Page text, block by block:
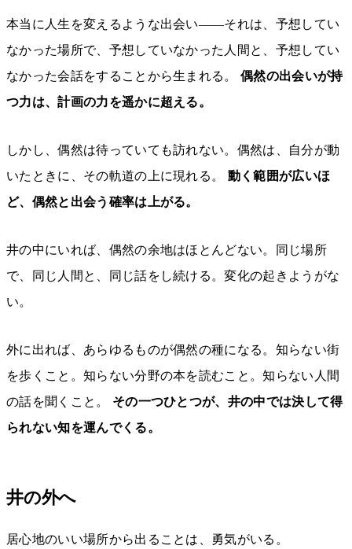
本当に人生を変えるような出会い——それは、予想してい
なかった場所で、予想していなかった人間と、予想してい
なかった会話をすることから生まれる。偶然の出会いが持
つ力は、計画の力を遥かに超える。
しかし、偶然は待っていても訪れない。偶然は、自分が動
いたときに、その軌道の上に現れる。 動く範囲が広いほ
ど、偶然と出会う確率は上がる。
井の中にいれば、偶然の余地はほとんどない。同じ場所
で、同じ人間と、同じ話をし続ける。変化の起きようがな
い。
外に出れば、あらゆるものが偶然の種になる。知らない街
を歩くこと。知らない分野の本を読むこと。知らない人間
の話を聞くこと。 その一つひとつが、井の中では決して得
られない知を運んでくる。
井の外へ
居心地のいい場所から出ることは、勇気がいる。